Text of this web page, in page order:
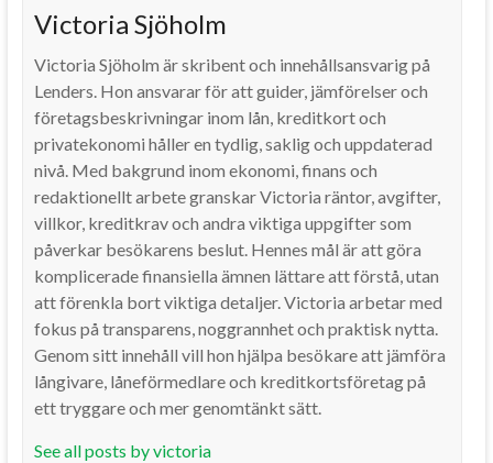
Victoria Sjöholm
Victoria Sjöholm är skribent och innehållsansvarig på
Lenders. Hon ansvarar för att guider, jämförelser och
företagsbeskrivningar inom lån, kreditkort och
privatekonomi håller en tydlig, saklig och uppdaterad
nivå. Med bakgrund inom ekonomi, finans och
redaktionellt arbete granskar Victoria räntor, avgifter,
villkor, kreditkrav och andra viktiga uppgifter som
påverkar besökarens beslut. Hennes mål är att göra
komplicerade finansiella ämnen lättare att förstå, utan
att förenkla bort viktiga detaljer. Victoria arbetar med
fokus på transparens, noggrannhet och praktisk nytta.
Genom sitt innehåll vill hon hjälpa besökare att jämföra
långivare, låneförmedlare och kreditkortsföretag på
ett tryggare och mer genomtänkt sätt.
See all posts by victoria